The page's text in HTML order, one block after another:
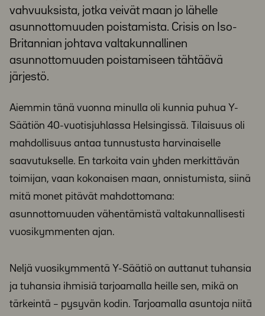
vahvuuksista, jotka veivät maan jo lähelle
asunnottomuuden poistamista. Crisis on Iso-
Britannian johtava valtakunnallinen
asunnottomuuden poistamiseen tähtäävä
järjestö.
Aiemmin tänä vuonna minulla oli kunnia puhua Y-
Säätiön 40-vuotisjuhlassa Helsingissä. Tilaisuus oli
mahdollisuus antaa tunnustusta harvinaiselle
saavutukselle. En tarkoita vain yhden merkittävän
toimijan, vaan kokonaisen maan, onnistumista, siinä
mitä monet pitävät mahdottomana:
asunnottomuuden vähentämistä valtakunnallisesti
vuosikymmenten ajan.
Neljä vuosikymmentä Y-Säätiö on auttanut tuhansia
ja tuhansia ihmisiä tarjoamalla heille sen, mikä on
tärkeintä – pysyvän kodin. Tarjoamalla asuntoja niitä